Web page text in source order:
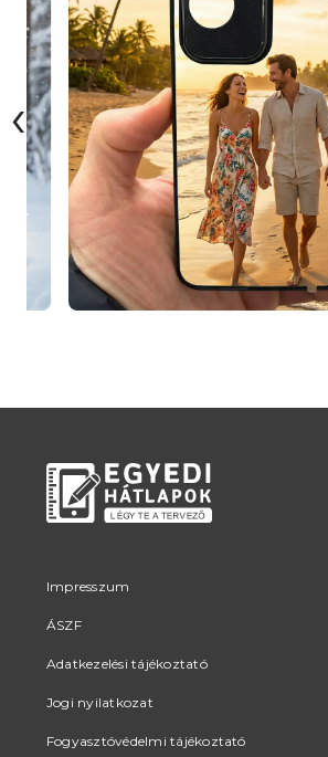
‹
Impresszum
ÁSZF
Adatkezelési tájékoztató
Jogi nyilatkozat
Fogyasztóvédelmi tájékoztató